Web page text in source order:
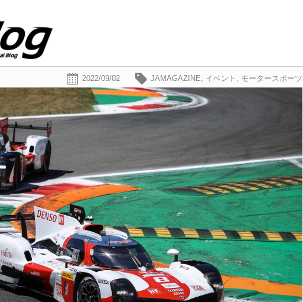
2022/09/02 JAMAGAZINE, イベント , モータースポーツ